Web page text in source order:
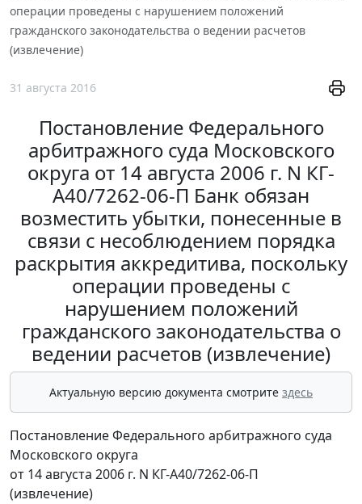
операции проведены с нарушением положений
гражданского законодательства о ведении расчетов
(извлечение)
31 августа 2016
Постановление Федерального
арбитражного суда Московского
округа от 14 августа 2006 г. N КГ-
А40/7262-06-П Банк обязан
возместить убытки, понесенные в
связи с несоблюдением порядка
раскрытия аккредитива, поскольку
операции проведены с
нарушением положений
гражданского законодательства о
ведении расчетов (извлечение)
Актуальную версию документа смотрите здесь
Постановление Федерального арбитражного суда
Московского округа
от 14 августа 2006 г. N КГ-А40/7262-06-П
(извлечение)